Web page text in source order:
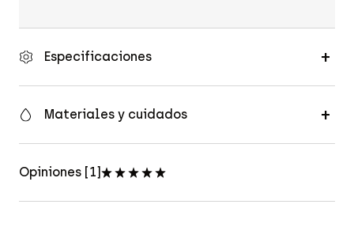
Especificaciones
Materiales y cuidados
Opiniones [1]